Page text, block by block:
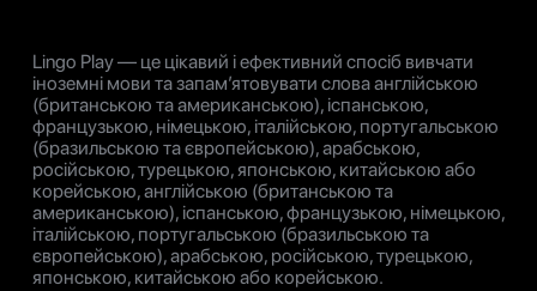
Lingo Play — це цікавий і ефективний спосіб вивчати
іноземні мови та запам’ятовувати слова англійською
(британською та американською), іспанською,
французькою, німецькою, італійською, португальською
(бразильською та європейською), арабською,
російською, турецькою, японською, китайською або
корейською, англійською (британською та
американською), іспанською, французькою, німецькою,
італійською, португальською (бразильською та
європейською), арабською, російською, турецькою,
японською, китайською або корейською.